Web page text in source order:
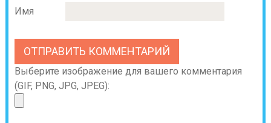
Имя
Выберите изображение для вашего комментария
(GIF, PNG, JPG, JPEG):